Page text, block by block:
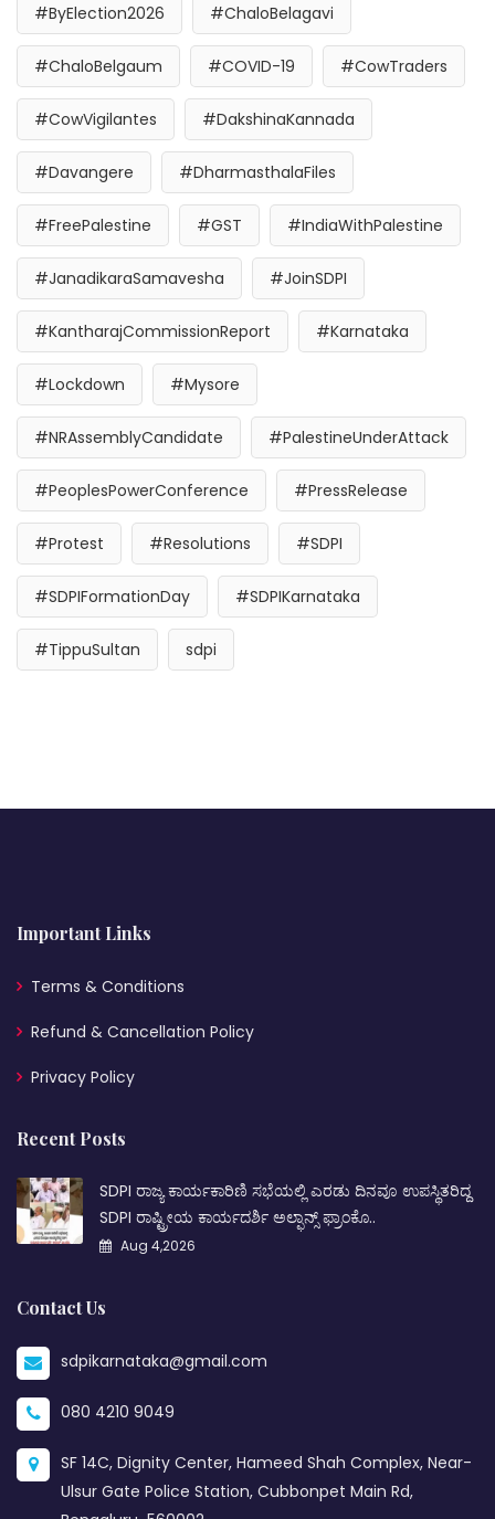
#ByElection2026 #ChaloBelagavi
#ChaloBelgaum #COVID-19 #CowTraders
#CowVigilantes #DakshinaKannada
#Davangere #DharmasthalaFiles
#FreePalestine #GST #IndiaWithPalestine
#JanadikaraSamavesha #JoinSDPI
#KantharajCommissionReport #Karnataka
#Lockdown #Mysore
#NRAssemblyCandidate #PalestineUnderAttack
#PeoplesPowerConference #PressRelease
#Protest #Resolutions #SDPI
#SDPIFormationDay #SDPIKarnataka
#TippuSultan sdpi
Important Links
Terms & Conditions
Refund & Cancellation Policy
Privacy Policy
Recent Posts
SDPI ರಾಜ್ಯ ಕಾರ್ಯಕಾರಿಣಿ ಸಭೆಯಲ್ಲಿ ಎರಡು ದಿನವೂ ಉಪಸ್ಥಿತರಿದ್ದ
SDPI ರಾಷ್ಟ್ರೀಯ ಕಾರ್ಯದರ್ಶಿ ಅಲ್ಫಾನ್ಸ್ ಫ್ರಾಂಕೊ..
Aug 4,2026
Contact Us
sdpikarnataka@gmail.com
080 4210 9049
SF 14C, Dignity Center, Hameed Shah Complex, Near-
Ulsur Gate Police Station, Cubbonpet Main Rd,